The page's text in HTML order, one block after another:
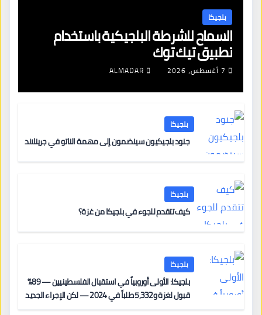
بلجيكا
السماح للشرطة البلجيكية باستخدام
تطبيق تيك توك
7 أغسطس، 2026 ALMADAR
بلجيكا
جنود بلجيكيون سينضمون إلى مهمة الناتو في جرينلاند
بلجيكا
كيف تتقدم للجوء في بلجيكا من غزة؟
بلجيكا
بلجيكا: الأولى أوروبياً في استقبال الفلسطينيين — 89%
قبول لغزة و5,332 طلباً في 2024 — لكن الإجراء الجديد